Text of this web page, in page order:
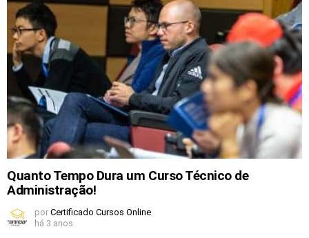
Quanto Tempo Dura um Curso Técnico de
Administração!
por Certificado Cursos Online
há 3 anos